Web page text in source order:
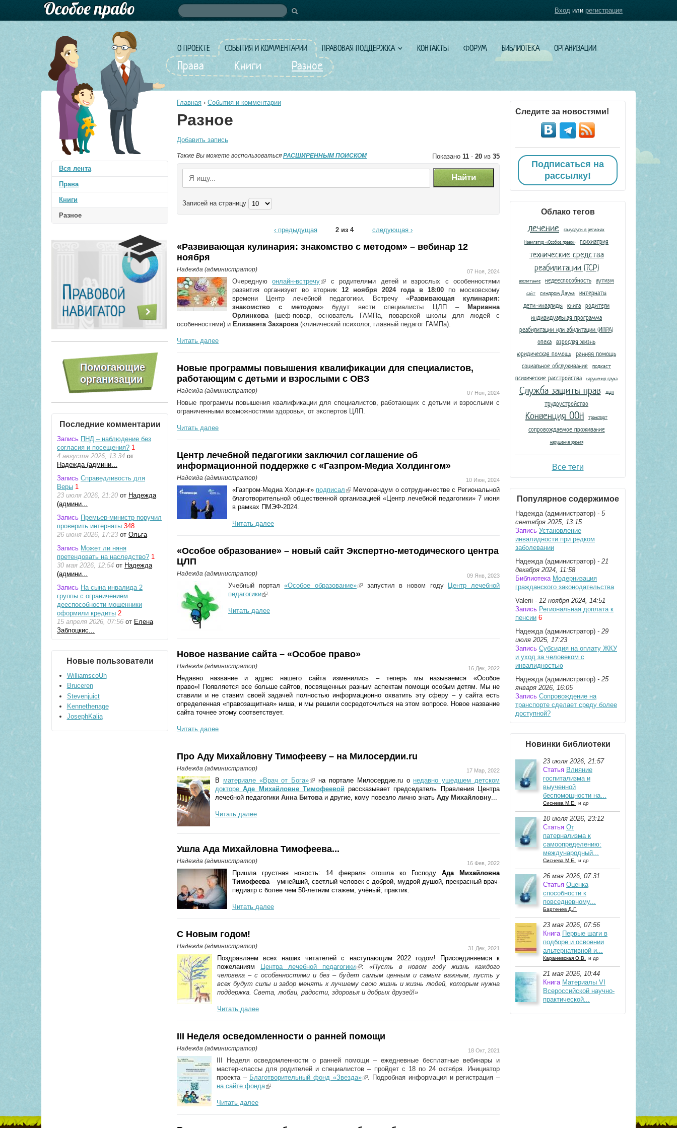
О ПРОЕКТЕ СОБЫТИЯ И КОММЕНТАРИИ ПРАВОВАЯ ПОДДЕРЖКА КОНТАКТЫ ФОРУМ БИБЛИОТЕКА ОРГАНИЗАЦИИ
Права Книги Разное
Форма поиска
Поиск Вход или регистрация
Главная › События и комментарии
Разное
Добавить запись
Показано 11 - 20 из 35
Также Вы можете воспользоваться РАСШИРЕННЫМ ПОИСКОМ
Записей на страницу
‹ предыдущая 2 из 4 следующая ›
«Развивающая кулинария: знакомство с методом» – вебинар 12
ноября
07 Ноя, 2024
Надежда (администратор)
Очереднуюонлайн-встречу(link is external)
с родителями детей и взрослых с особенностями
развития организует во вторник 12 ноября 2024 года в 18:00 по московскому
времени Центр лечебной педагогики. Встречу «Развивающая кулинария:
знакомство с методом» будут вести специалисты ЦЛП –
Марианна
Орлинкова(шеф-повар, основатель ГАМПа, поварской школы для людей с
особенностями) и Елизавета Захарова(клинический психолог, главный педагог ГАМПа).
Читать далее
Новые программы повышения квалификации для специалистов,
работающим с детьми и взрослыми с ОВЗ
07 Ноя, 2024
Надежда (администратор)
Новые программы повышения квалификации для специалистов, работающих с детьми и взрослыми с
ограниченными возможностями здоровья, от экспертов ЦЛП.
Читать далее
Центр лечебной педагогики заключил соглашение об
информационной поддержке с «Газпром-Медиа Холдингом»
10 Июн, 2024
Надежда (администратор)
«Газпром-Медиа Холдинг» подписал (link is external)
Меморандум о сотрудничестве с Региональной
благотворительной общественной организацией «Центр лечебной педагогики» 7 июня
в рамках ПМЭФ-2024.
Читать далее
«Особое образование» – новый сайт Экспертно-методического центра
ЦЛП
09 Янв, 2023
Надежда (администратор)
Учебный портал«Особое образование»(link is external)
запустил в новом году
Центр лечебной
педагогики(link is external)
.
Читать далее
Новое название сайта – «Особое право»
16 Дек, 2022
Надежда (администратор)
Недавно название и адрес нашего сайта изменились – теперь мы называемся «Особое
право»! Появляется все больше сайтов, посвященных разным аспектам помощи особым детям. Мы не
ставили и не ставим своей задачей полностью информационно охватить эту сферу – у сайта есть
определенная «правозащитная» ниша, и мы решили сосредоточиться на этом вопросе. Новое название
сайта точнее этому соответствует.
Читать далее
Про Аду Михайловну Тимофееву – на Милосердии.ru
17 Мар, 2022
Надежда (администратор)
В материале «Врач от Бога»(link is external)
на портале Милосердие.ru о недавно ушедшем детском
доктореАде Михайловне Тимофеевой рассказывает председатель Правления Центра
лечебной педагогики Анна Битоваи другие, кому повезло лично знать Аду Михайловну...
Читать далее
Ушла Ада Михайловна Тимофеева...
16 Фев, 2022
Надежда (администратор)
Пришла грустная новость: 14 февраля отошла ко Господу Ада Михайловна
Тимофеева– умнейший, светлый человек с доброй, мудрой душой, прекрасный врач-
педиатр с более чем 50-летним стажем, учёный, практик.
Читать далее
С Новым годом!
31 Дек, 2021
Надежда (администратор)
Поздравляем всех наших читателей с наступающим 2022 годом! Присоединяемся к
пожеланиям
Центра лечебной педагогики(link is external)
: «Пусть в новом году жизнь каждого
человека – с особенностями и без – будет самым ценным и самым важным, пусть у
всех будут силы и задор менять к лучшему свою жизнь и жизнь людей, которым нужна
поддержка. Света, любви, радости, здоровья и добрых друзей!»
Читать далее
III Неделя осведомленности о ранней помощи
18 Окт, 2021
Надежда (администратор)
III Неделя осведомленности о ранней помощи – ежедневные бесплатные вебинары и
мастер-классы для родителей и специалистов – пройдет с 18 по 24 октября. Инициатор
проекта – Благотворительный фонд «Звезда»(link is external)
. Подробная информация и регистрация –
на сайте фонда(link is external)
.
Читать далее
Вся лента
Права
Книги
Разное
Последние комментарии
Запись ПНД – наблюдение без
согласия и посещения? 1
4 августа 2026, 13:34 от
Надежда (админи...
Запись Справедливость для
Веры 1
23 июля 2026, 21:20 от Надежда
(админи...
Запись Премьер-министр поручил
проверить интернаты 348
26 июня 2026, 17:23 от Ольга
Запись Может ли няня
претендовать на наследство? 1
30 мая 2026, 12:54 от Надежда
(админи...
Запись На сына инвалида 2
группы с ограничением
дееспособности мошенники
оформили кредиты 2
15 апреля 2026, 07:56 от Елена
Заблоцкис...
Новые пользователи
WilliamscoUh
Bruceren
Stevenjuict
Kennethenage
JosephKalia
Следите за новостями!
Подписаться на
рассылку!
Облако тегов
лечение
соцуслуги в регионах
Навигатор «Особое право»
психиатрия
технические средства
реабилитации (ТСР)
воспитание недееспособность аутизм
сайт синдром Дауна интернаты
дети-инвалиды книга родители
индивидуальная программа
реабилитации или абилитации (ИПРА)
опека взрослая жизнь
юридическая помощь ранняя помощь
социальное обслуживание подкаст
психические расстройства нарушения слуха
Служба защиты прав дцп
трудоустройство
Конвенция ООН транспорт
сопровождаемое проживание
нарушения зрения
Все теги
Популярное содержимое
Надежда (администратор) - 5
сентября 2025, 13:15
Запись Установление
инвалидности при редком
заболевании
Надежда (администратор) - 21
декабря 2024, 11:58
Библиотека Модернизация
гражданского законодательства
Valerii - 12 ноября 2024, 14:51
Запись Региональная доплата к
пенсии 6
Надежда (администратор) - 29
июля 2025, 17:23
Запись Субсидия на оплату ЖКУ
и уход за человеком с
инвалидностью
Надежда (администратор) - 25
января 2026, 16:05
Запись Сопровождение на
транспорте сделает среду более
доступной?
Новинки библиотеки
23 июля 2026, 21:57
Статья Влияние
госпитализма и
выученной
беспомощности на...
Сиснева М.Е. и др
10 июля 2026, 23:12
Статья От
патернализма к
самоопределению:
международный...
Сиснева М.Е. и др
26 мая 2026, 07:31
Статья Оценка
способности к
повседневному...
Бартенев Д.Г.
23 мая 2026, 07:56
Книга Первые шаги в
подборе и освоении
альтернативной и...
Караневская О.В. и др
21 мая 2026, 10:44
Книга Материалы VI
Всероссийской научно-
практической...